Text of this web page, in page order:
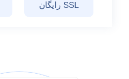
SSL رایگان